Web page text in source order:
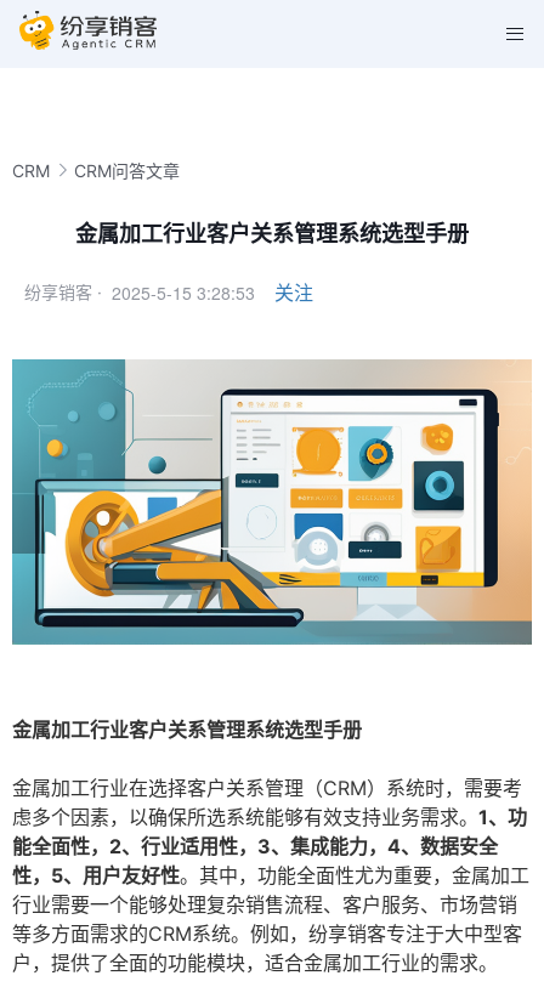
CRM CRM问答文章
金属加工行业客户关系管理系统选型手册
纷享销客 · 2025-5-15 3:28:53 关注
金属加工行业客户关系管理系统选型手册
金属加工行业在选择客户关系管理（CRM）系统时，需要考
虑多个因素，以确保所选系统能够有效支持业务需求。 1、功
能全面性，2、行业适用性，3、集成能力，4、数据安全
性，5、用户友好性。其中，功能全面性尤为重要，金属加工
行业需要一个能够处理复杂销售流程、客户服务、市场营销
等多方面需求的CRM系统。例如，纷享销客专注于大中型客
户，提供了全面的功能模块，适合金属加工行业的需求。